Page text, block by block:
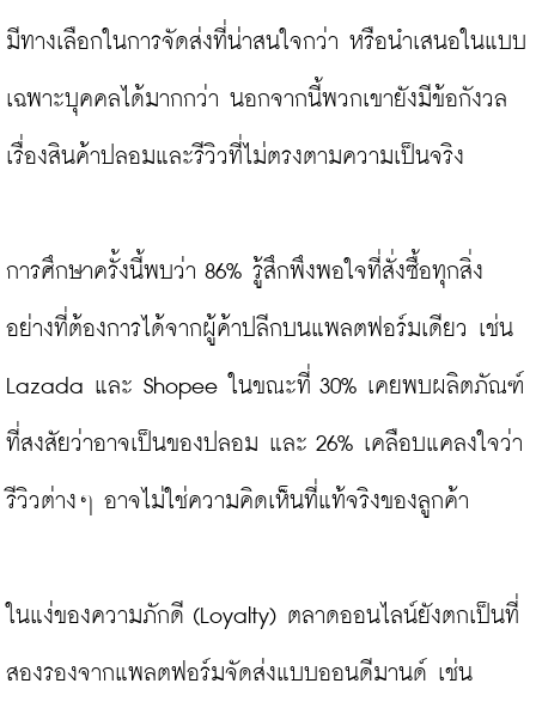
มีทางเลือกในการจัดส่งที่น่าสนใจกว่า หรือนำเสนอในแบบ
เฉพาะบุคคลได้มากกว่า นอกจากนี้พวกเขายังมีข้อกังวล
เรื่องสินค้าปลอมและรีวิวที่ไม่ตรงตามความเป็นจริง
การศึกษาครั้งนี้พบว่า 86% รู้สึกพึงพอใจที่สั่งซื้อทุกสิ่ง
อย่างที่ต้องการได้จากผู้ค้าปลีกบนแพลตฟอร์มเดียว เช่น
Lazada และ Shopee ในขณะที่ 30% เคยพบผลิตภัณฑ์
ที่สงสัยว่าอาจเป็นของปลอม และ 26% เคลือบแคลงใจว่า
รีวิวต่างๆ อาจไม่ใช่ความคิดเห็นที่แท้จริงของลูกค้า
ในแง่ของความภักดี (Loyalty) ตลาดออนไลน์ยังตกเป็นที่
สองรองจากแพลตฟอร์มจัดส่งแบบออนดีมานด์ เช่น